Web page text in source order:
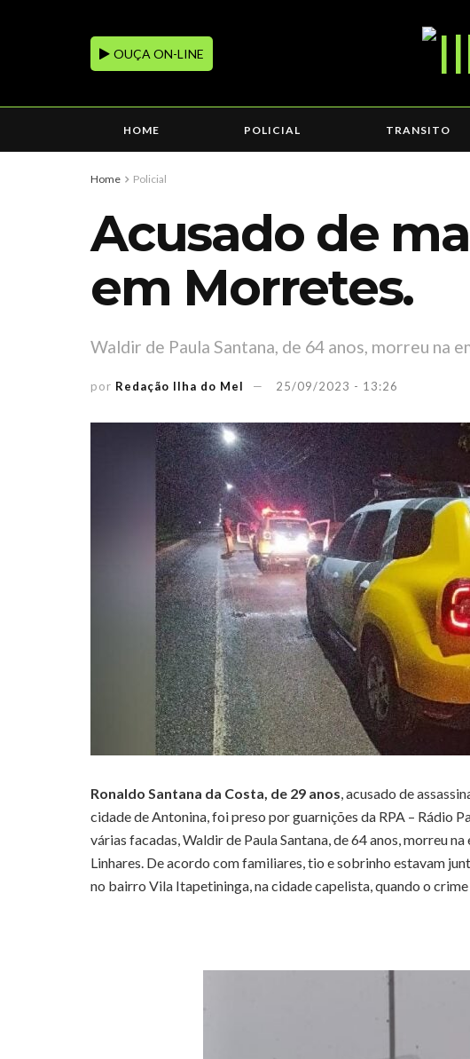
OUÇA ON-LINE
HOME POLICIAL TRANSITO
Home Policial
Acusado de
em Morretes.
Waldir de Paula Santana, de 64 anos, morreu
por Redação Ilha do Mel 25/09/2023 - 13:26
Ronaldo Santana da Costa, de 29 anos, acusado de
cidade de Antonina, foi preso por guarnições da RPA – Rádio
várias facadas, Waldir de Paula Santana, de 64 anos, morreu
Linhares. De acordo com familiares, tio e sobrinho estavam
no bairro Vila Itapetininga, na cidade capelista, quando o